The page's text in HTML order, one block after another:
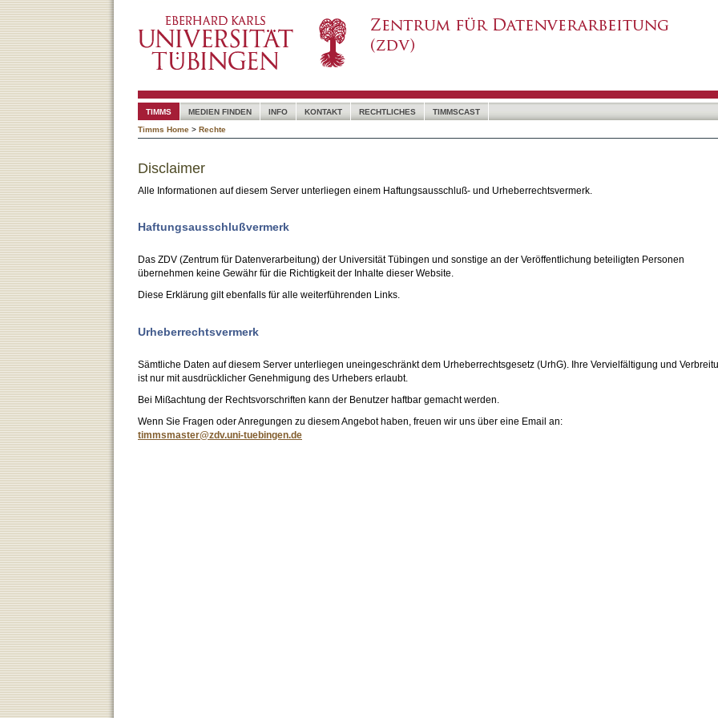
TIMMS MEDIEN FINDEN INFO KONTAKT RECHTLICHES
TIMMSCAST
Timms Home > Rechte
Disclaimer
Alle Informationen auf diesem Server unterliegen einem Haftungsausschluß- und Urheberrechtsvermerk.
Haftungsausschlußvermerk
Das ZDV (Zentrum für Datenverarbeitung) der Universität Tübingen und sonstige an der Veröffentlichung beteiligten Personen
übernehmen keine Gewähr für die Richtigkeit der Inhalte dieser Website.
Diese Erklärung gilt ebenfalls für alle weiterführenden Links.
Urheberrechtsvermerk
Sämtliche Daten auf diesem Server unterliegen uneingeschränkt dem Urheberrechtsgesetz (UrhG). Ihre Vervielfältigung und
ist nur mit ausdrücklicher Genehmigung des Urhebers erlaubt.
Bei Mißachtung der Rechtsvorschriften kann der Benutzer haftbar gemacht werden.
Wenn Sie Fragen oder Anregungen zu diesem Angebot haben, freuen wir uns über eine Email an:
timmsmaster@zdv.uni-tuebingen.de